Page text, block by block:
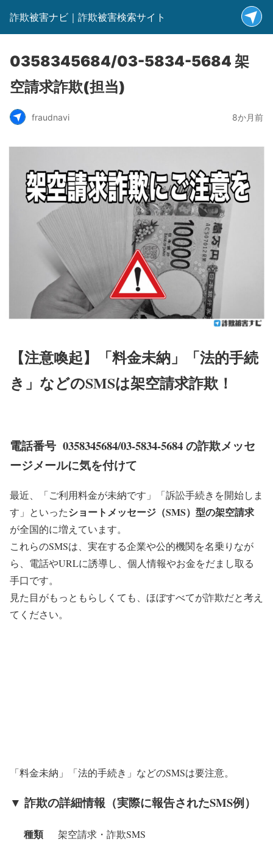
詐欺被害ナビ｜詐欺被害検索サイト
0358345684/03-5834-5684 架
空請求詐欺(担当)
fraudnavi 8か月前
【注意喚起】「料金未納」「法的手続
き」などのSMSは架空請求詐欺！
電話番号 0358345684/03-5834-5684の詐欺メッセ
ージメールに気を付けて
最近、「ご利用料金が未納です」「訴訟手続きを開始しま
す」といったショートメッセージ（SMS）型の架空請求
が全国的に増えています。
これらのSMSは、実在する企業や公的機関を名乗りなが
ら、電話やURLに誘導し、個人情報やお金をだまし取る
手口です。
見た目がもっともらしくても、 ほぼすべてが詐欺だと考え
てください。
「料金未納」「法的手続き」などのSMSは要注意。
▼ 詐欺の詳細情報（実際に報告されたSMS例）
種類 架空請求・詐欺SMS